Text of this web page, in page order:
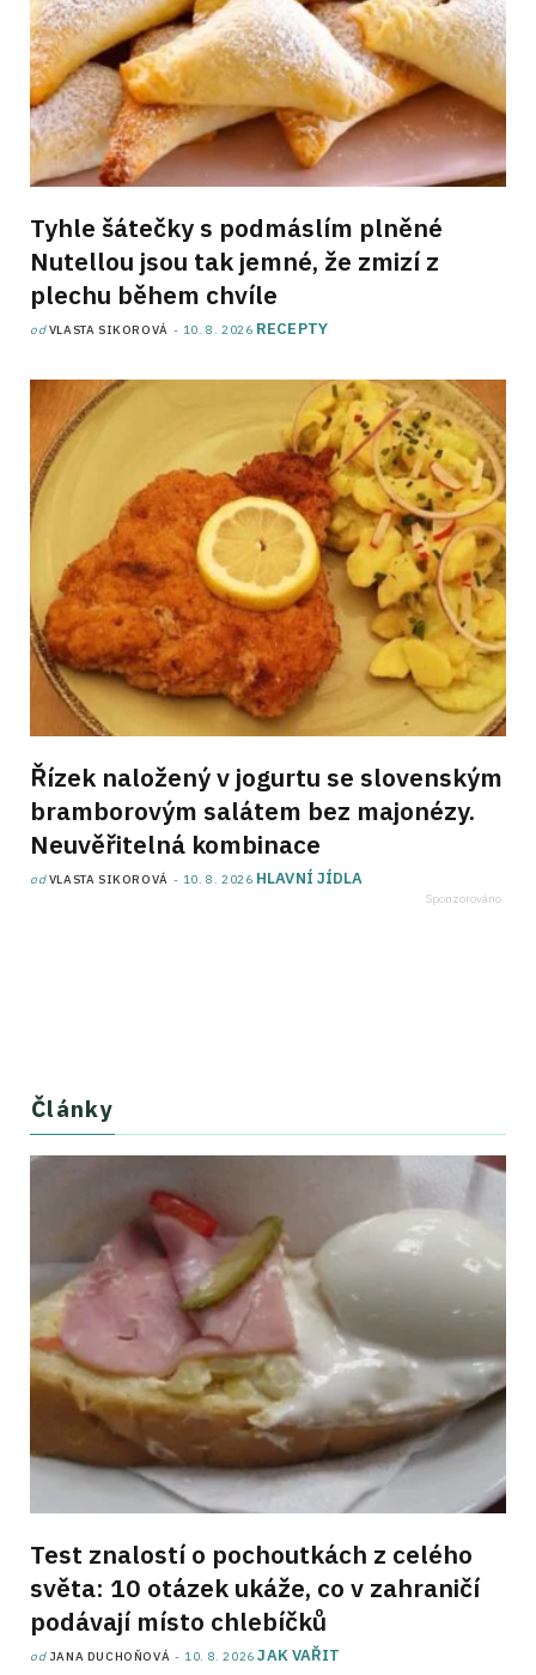
Tyhle šátečky s podmáslím plněné
Nutellou jsou tak jemné, že zmizí z
plechu během chvíle
odVLASTA SIKOROVÁ 10. 8. 2026 RECEPTY
Řízek naložený v jogurtu se slovenským
bramborovým salátem bez majonézy.
Neuvěřitelná kombinace
odVLASTA SIKOROVÁ 10. 8. 2026 HLAVNÍ JÍDLA
Články
Test znalostí o pochoutkách z celého
světa: 10 otázek ukáže, co v zahraničí
podávají místo chlebíčků
od JANA DUCHOŇOVÁ 10. 8. 2026 JAK VAŘIT